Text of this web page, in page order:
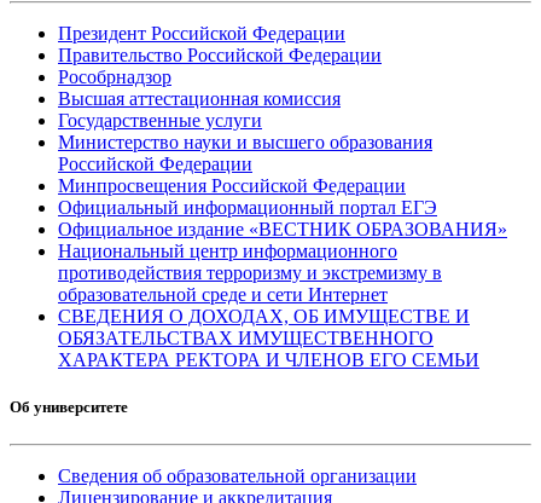
Президент Российской Федерации
Правительство Российской Федерации
Рособрнадзор
Высшая аттестационная комиссия
Государственные услуги
Министерство науки и высшего образования
Российской Федерации
Минпросвещения Российской Федерации
Официальный информационный портал ЕГЭ
Официальное издание «ВЕСТНИК ОБРАЗОВАНИЯ»
Национальный центр информационного
противодействия терроризму и экстремизму в
образовательной среде и сети Интернет
СВЕДЕНИЯ О ДОХОДАХ, ОБ ИМУЩЕСТВЕ И
ОБЯЗАТЕЛЬСТВАХ ИМУЩЕСТВЕННОГО
ХАРАКТЕРА РЕКТОРА И ЧЛЕНОВ ЕГО СЕМЬИ
Об университете
Сведения об образовательной организации
Лицензирование и аккредитация